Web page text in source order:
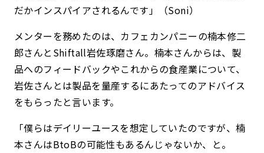
だかインスパイアされるんです」（Soni）
メンターを務めたのは、カフェカンパニーの楠本修二
郎さんとShiftall岩佐琢磨さん。楠本さんからは、製
品へのフィードバックやこれからの食産業について、
岩佐さんとは製品を量産するにあたってのアドバイス
をもらったと言います。
「僕らはデイリーユースを想定していたのですが、楠
本さんはBtoBの可能性もあるんじゃないか、と。